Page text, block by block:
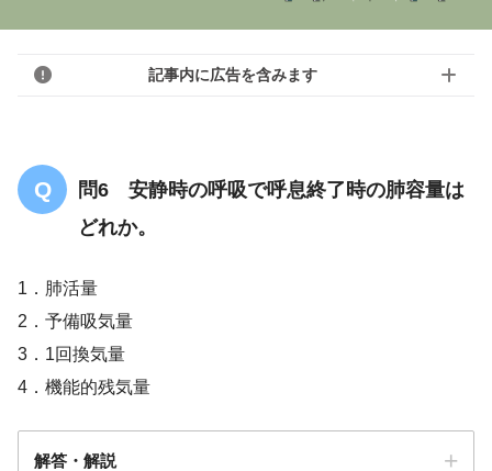
記事内に広告を含みます
問6 安静時の呼吸で呼息終了時の肺容量は
どれか。
1．肺活量
2．予備吸気量
3．1回換気量
4．機能的残気量
解答・解説